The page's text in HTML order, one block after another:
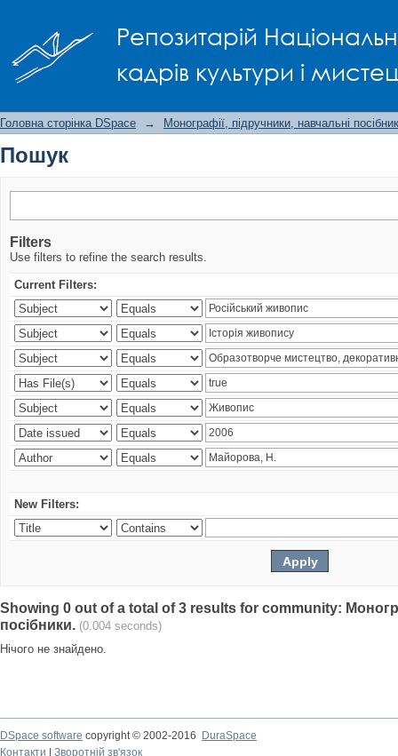
Репозитарій
кадрів культури і
Головна сторінка DSpace → Монографії, підручники, навчальні
Пошук
Filters
Use filters to refine the search results.
Current Filters:
New Filters:
Showing 0 out of a total of 3 results for community:
посібники. (0.004 seconds)
Нічого не знайдено.
DSpace software copyright © 2002-2016
DuraSpace
Контакти
Зворотній зв'язок